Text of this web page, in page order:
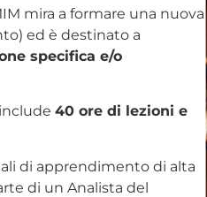
mira a formare una nuova
ed è destinato a
specifica e/o
40 ore di lezioni e
di apprendimento di alta
di un Analista del